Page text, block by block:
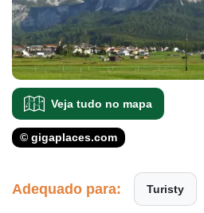
Veja tudo no mapa
© gigaplaces.com
Adequado para: Turisty